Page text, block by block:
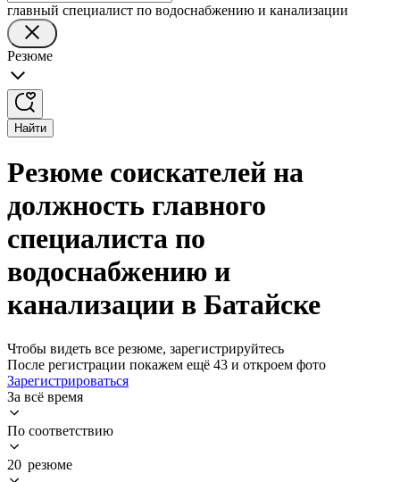
главный специалист по водоснабжению и канализации
Резюме
Найти
Резюме соискателей на
должность главного
специалиста по
водоснабжению и
канализации в Батайске
Чтобы видеть все резюме, зарегистрируйтесь
После регистрации покажем ещё 43 и откроем фото
Зарегистрироваться
За всё время
По соответствию
20 резюме